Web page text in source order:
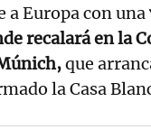
a Europa con una
recalará en la
que
la Casa